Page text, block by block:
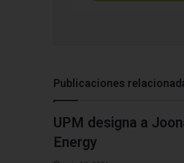
Publicaciones
UPM designa a
Energy